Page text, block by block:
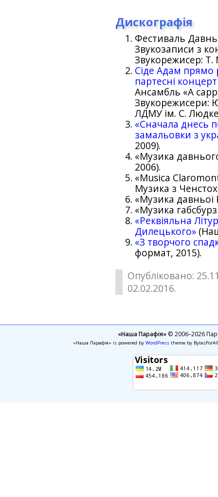
Дискографія
Фестиваль
Звукозаписи з
Звукорежисер:
Сіде Адам прямо
партесні
Ансамбль «A
Звукорежисери:
ЛДМУ ім. С.
«Сначала днесь
замальовки з
2009).
«Музика
2006).
«Musica
Музика з
«Музика давньої
«Музика
«Реквіяльна
Дилецького»
«З творчого
формат, 2015).
Опубліковано:
02.02.2016.
«Наша Парафія»© 2006–2026
«Наша Парафія» is powered by WordPresstheme by